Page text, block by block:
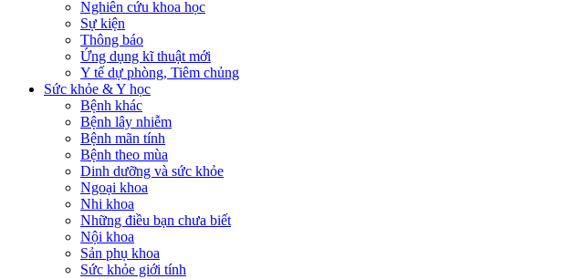
Nghiên cứu khoa học
Sự kiện
Thông báo
Ứng dụng kĩ thuật mới
Y tế dự phòng, Tiêm chủng
Sức khỏe & Y học
Bệnh khác
Bệnh lây nhiễm
Bệnh mãn tính
Bệnh theo mùa
Dinh dưỡng và sức khỏe
Ngoại khoa
Nhi khoa
Những điều bạn chưa biết
Nội khoa
Sản phụ khoa
Sức khỏe giới tính